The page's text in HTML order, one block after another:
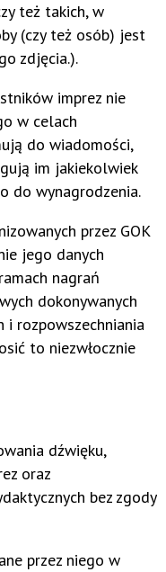
też takich, w
(czy też osób) jest
zdjęcia.).
imprez nie
w celach
do wiadomości,
im jakiekolwiek
do wynagrodzenia.
przez GOK
jego danych
nagrań
dokonywanych
i rozpowszechniania
to niezwłocznie
dźwięku,
oraz
bez zgody
przez niego w